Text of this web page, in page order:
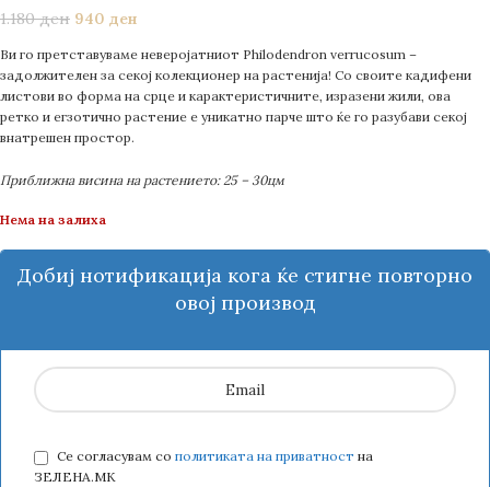
1.180ден 940 ден
Ви го претставуваме неверојатниот Philodendron verrucosum –
задолжителен за секој колекционер на растенија! Со своите кадифени
листови во форма на срце и карактеристичните, изразени жили, ова
ретко и егзотично растение е уникатно парче што ќе го разубави секој
внатрешен простор.
Приближна висина на растението: 25 – 30цм
Нема на залиха
Добиј нотификација кога ќе стигне повторно
овој производ
Се согласувам со политиката на приватност на
ЗЕЛЕНА.МК